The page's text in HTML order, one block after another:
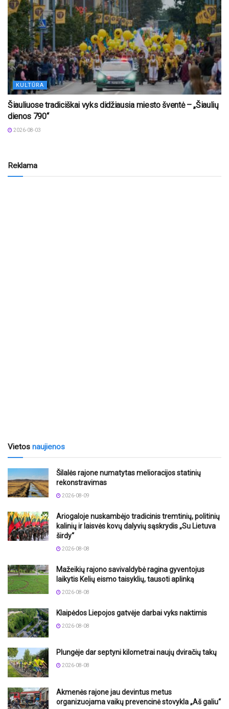
KULTŪRA
Šiauliuose tradiciškai vyks didžiausia miesto šventė – „Šiaulių
dienos 790“
2026-08-03
Reklama
Vietos naujienos
Šilalės rajone numatytas melioracijos statinių
rekonstravimas
2026-08-09
Ariogaloje nuskambėjo tradicinis tremtinių, politinių
kalinių ir laisvės kovų dalyvių sąskrydis „Su Lietuva
širdy“
2026-08-08
Mažeikių rajono savivaldybė ragina gyventojus
laikytis Kelių eismo taisyklių, tausoti aplinką
2026-08-08
Klaipėdos Liepojos gatvėje darbai vyks naktimis
2026-08-08
Plungėje dar septyni kilometrai naujų dviračių takų
2026-08-08
Akmenės rajone jau devintus metus
organizuojama vaikų prevencinė stovykla „Aš galiu“